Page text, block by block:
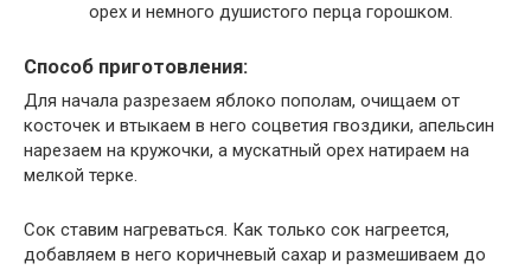
орех и немного душистого перца горошком.
Способ приготовления:
Для начала разрезаем яблоко пополам, очищаем от
косточек и втыкаем в него соцветия гвоздики, апельсин
нарезаем на кружочки, а мускатный орех натираем на
мелкой терке.
Сок ставим нагреваться. Как только сок нагреется,
добавляем в него коричневый сахар и размешиваем до